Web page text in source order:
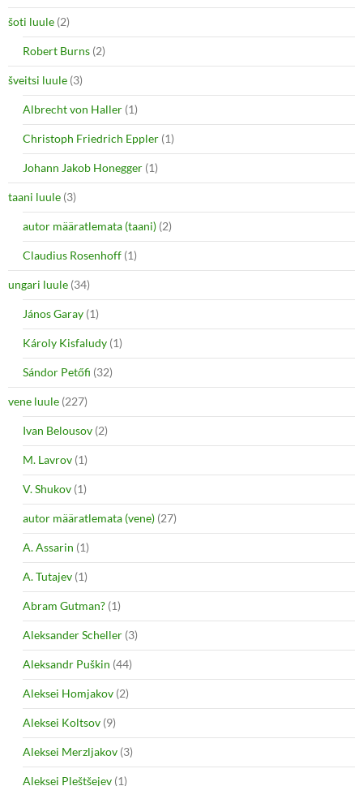
šoti luule (2)
Robert Burns (2)
šveitsi luule (3)
Albrecht von Haller (1)
Christoph Friedrich Eppler (1)
Johann Jakob Honegger (1)
taani luule (3)
autor määratlemata (taani) (2)
Claudius Rosenhoff (1)
ungari luule (34)
János Garay (1)
Károly Kisfaludy (1)
Sándor Petőfi (32)
vene luule (227)
Ivan Belousov (2)
M. Lavrov (1)
V. Shukov (1)
autor määratlemata (vene) (27)
A. Assarin (1)
A. Tutajev (1)
Abram Gutman? (1)
Aleksander Scheller (3)
Aleksandr Puškin (44)
Aleksei Homjakov (2)
Aleksei Koltsov (9)
Aleksei Merzljakov (3)
Aleksei Pleštšejev (1)